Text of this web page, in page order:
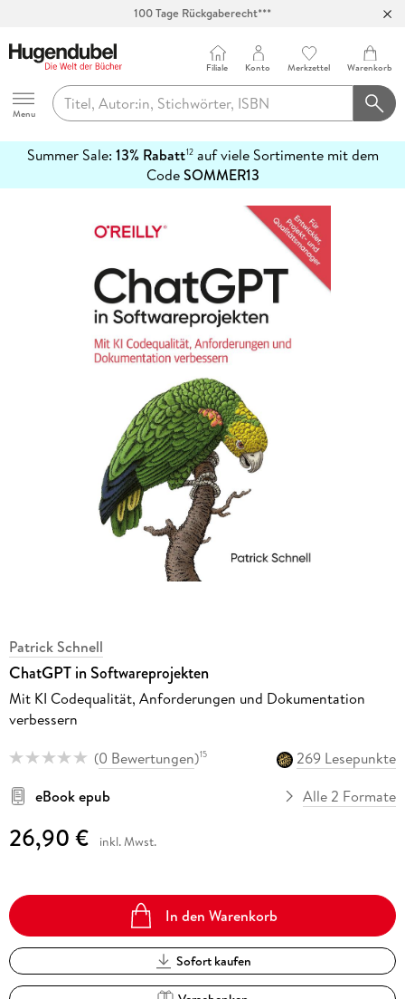
100 Tage Rückgaberecht***
Hugendubel
Menu
Filiale Konto Merkzettel Warenkorb
Summer Sale: 13% Rabatt12auf viele Sortimente mit dem
CodeSOMMER13
erfahren
Patrick Schnell
ChatGPT in Softwareprojekten
Mit KI Codequalität, Anforderungen und Dokumentation
verbessern
(0 Bewertungen)15
269 Lesepunkte
eBook epub
Alle 2 Formate
26,90 € inkl. Mwst.
In den Warenkorb
Sofort kaufen